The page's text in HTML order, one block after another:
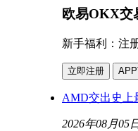
欧易OKX交
新手福利： 注
立即注册
AMD交出史上
2026年08月05